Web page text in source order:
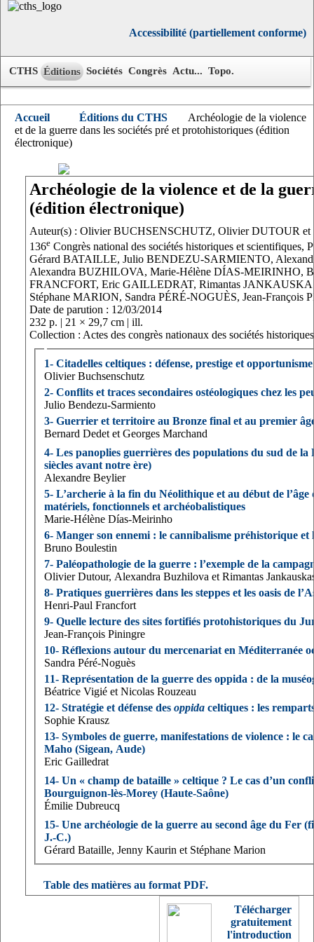
Accessibilité (partiellement conforme)
CTHS Éditions Sociétés Congrès Actu... Topo.
Accueil Éditions du CTHS
Archéologie de la violence
et de la guerre dans les sociétés pré et protohistoriques (édition
électronique)
Archéologie de la violence et de la
(édition électronique)
Auteur(s) : Olivier BUCHSENSCHUTZ, Olivier DUTOUR
136e Congrès national des sociétés historiques et scientifiques,
Gérard BATAILLE, Julio BENDEZU-SARMIENTO,
Alexandra BUZHILOVA, Marie-Hélène DÍAS-MEIRINHO,
FRANCFORT, Eric GAILLEDRAT, Rimantas
Stéphane MARION, Sandra PÉRÉ-NOGUÈS, Jean-
Date de parution : 12/03/2014
232 p. | 21 × 29,7 cm | ill.
Collection : Actes des congrès nationaux des sociétés
1- Citadelles celtiques : défense, prestige et opportunisme
Olivier Buchsenschutz
2- Conflits et traces secondaires ostéologiques chez les
Julio Bendezu-Sarmiento
3- Guerrier et territoire au Bronze final et au premier
Bernard Dedet et Georges Marchand
4- Les panoplies guerrières des populations du sud de
siècles avant notre ère)
Alexandre Beylier
5- L’archerie à la fin du Néolithique et au début de
matériels, fonctionnels et archéobalistiques
Marie-Hélène Días-Meirinho
6- Manger son ennemi : le cannibalisme préhistorique
Bruno Boulestin
7- Paléopathologie de la guerre : l’exemple de la
Olivier Dutour, Alexandra Buzhilova et Rimantas
8- Pratiques guerrières dans les steppes et les oasis de
Henri-Paul Francfort
9- Quelle lecture des sites fortifiés protohistoriques du
Jean-François Piningre
10- Réflexions autour du mercenariat en Méditerranée
Sandra Péré-Noguès
11- Représentation de la guerre des oppida : de la
Béatrice Vigié et Nicolas Rouzeau
12- Stratégie et défense desoppida celtiques : les
Sophie Krausz
13- Symboles de guerre, manifestations de violence : le
Maho (Sigean, Aude)
Eric Gailledrat
14- Un « champ de bataille » celtique ? Le cas d’un
Bourguignon-lès-Morey (Haute-Saône)
Émilie Dubreucq
15- Une archéologie de la guerre au second âge du Fer
J.-C.)
Gérard Bataille, Jenny Kaurin et Stéphane Marion
Table des matières au format PDF.
Télécharger
gratuitement
l'introduction